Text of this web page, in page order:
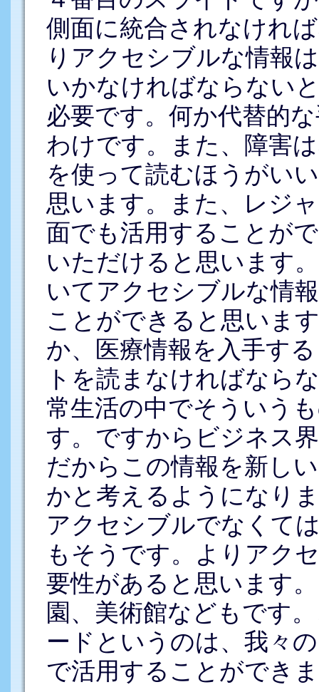
側面に統合されなけれ
りアクセシブルな情報
いかなければならない
必要です。何か代替的
わけです。また、障害
を使って読むほうがい
思います。また、レジ
面でも活用することが
いただけると思います
いてアクセシブルな情
ことができると思いま
か、医療情報を入手す
トを読まなければなら
常生活の中でそういう
す。ですからビジネス
だからこの情報を新し
かと考えるようになり
アクセシブルでなくて
もそうです。よりアク
要性があると思います
園、美術館などもです
ードというのは、我々
で活用することができ